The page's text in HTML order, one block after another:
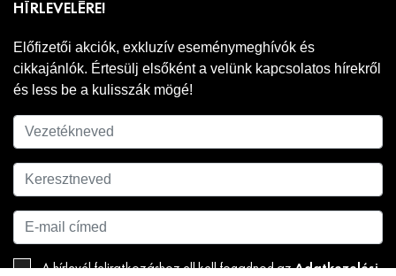
HÍRLEVELÉRE!
Előfizetői akciók, exkluzív eseménymeghívók és
cikkajánlók. Értesülj elsőként a velünk kapcsolatos hírekről
és less be a kulisszák mögé!
A hírlevél feliratkozáshoz ell kell fogadnod azAdatkezelési